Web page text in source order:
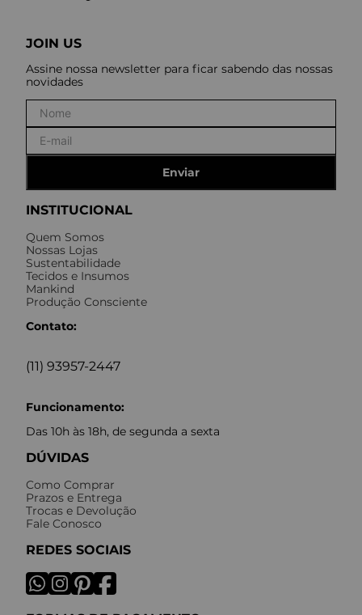
INSTITUCIONAL
Quem Somos
Nossas Lojas
Sustentabilidade
Tecidos e Insumos
Mankind
Produção Consciente
Contato:
(11) 93957-2447
Funcionamento:
Das 10h às 18h, de segunda a sexta
DÚVIDAS
Como Comprar
Prazos e Entrega
Trocas e Devolução
Fale Conosco
REDES SOCIAIS
JOIN US
Assine nossa newsletter para ficar sabendo das nossas
novidades
Enviar